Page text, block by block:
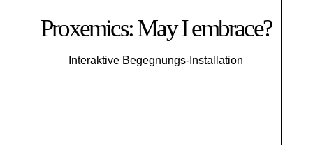
Proxemics: May I embrace?
Interaktive Begegnungs-Installation